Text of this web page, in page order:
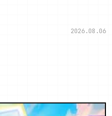
2026.08.06